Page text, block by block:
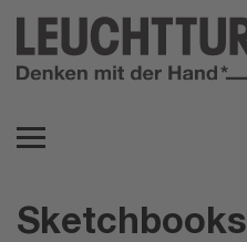
Sketchbooks
Sketchbooks